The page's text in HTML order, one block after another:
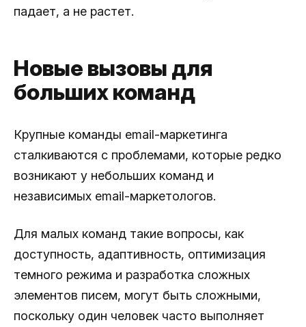
падает, а не растет.
Новые вызовы для
больших команд
Крупные команды email-маркетинга
сталкиваются с проблемами, которые редко
возникают у небольших команд и
независимых email-маркетологов.
Для малых команд такие вопросы, как
доступность, адаптивность, оптимизация
темного режима и разработка сложных
элементов писем, могут быть сложными,
поскольку один человек часто выполняет